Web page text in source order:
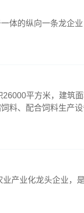
体的纵向一条龙企
平方米，建筑
料、配合饲料生产
产业化龙头企业，